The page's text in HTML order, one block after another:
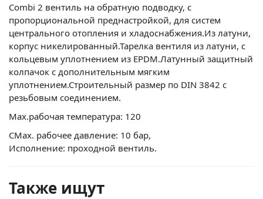
Combi 2 вентиль на обратную подводку, с
пропорциональной преднастройкой, для систем
центрального отопления и хладоснабжения.Из латуни,
корпус никелированный.Тарелка вентиля из латуни, с
кольцевым уплотнением из EPDM.Латунный защитный
колпачок с дополнительным мягким
уплотнением.Строительный размер по DIN 3842 с
резьбовым соединением.
Max.рабочая температура: 120
CMax. рабочее давление: 10 бар,
Исполнение: проходной вентиль.
Также ищут